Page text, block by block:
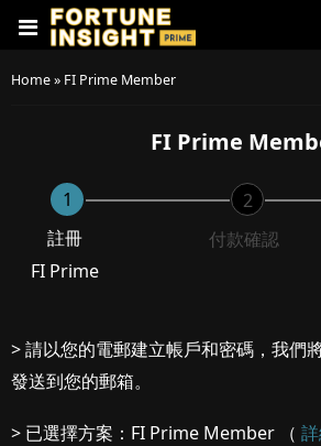
Home» FI Prime Member
FI Prime
1
註冊
FI Prime
2
付款確認
> 請以您的電郵建立帳戶和密碼，我們
發送到您的郵箱。
> 已選擇方案：FI Prime Member （